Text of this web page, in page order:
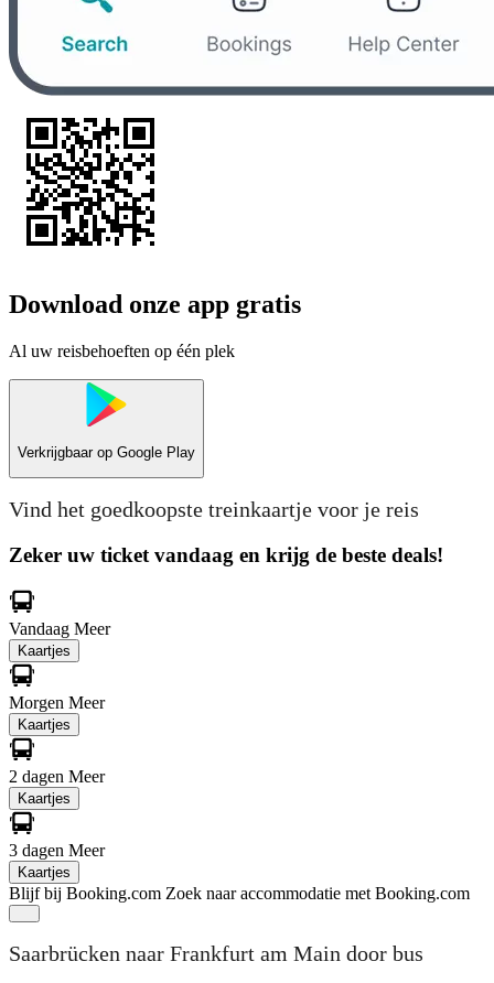
Download onze app gratis
Al uw reisbehoeften op één plek
Verkrijgbaar op Google Play
Vind het goedkoopste treinkaartje voor je reis
Zeker uw ticket vandaag en krijg de beste deals!
Vandaag Meer
Kaartjes
Morgen Meer
Kaartjes
2 dagen Meer
Kaartjes
3 dagen Meer
Kaartjes
Blijf bij Booking.com Zoek naar accommodatie met Booking.com
Saarbrücken naar Frankfurt am Main door bus